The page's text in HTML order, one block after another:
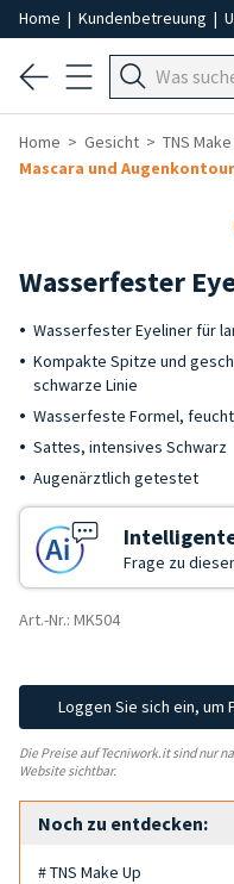
Home | Kundenbetreuung |
Home Gesicht
TNS
Mascara und
Wasserfester
Wasserfester Eyeliner für
Kompakte Spitze und
schwarze Linie
Wasserfeste Formel,
Sattes, intensives Schwarz
Augenärztlich getestet
Frage zu
Art.-Nr.: MK504
Loggen Sie sich ein, um
Die Preise auf Tecniwork.it sind nur
Website sichtbar.
Noch zu entdecken:
# TNS Make Up